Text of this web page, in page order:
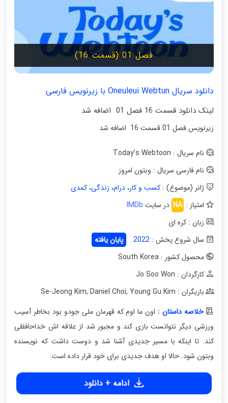
فصل 01 (قسمت 16)
دانلود سریال Oneuleui Webtun با زیرنویس فارسی
لینک دانلود قسمت 16 فصل 01 اضافه شد
زیرنویس فصل 01 قسمت 16 اضافه شد
نام سریال : Today’s Webtoon
نام فارسی سریال : وبتون امروز
ژانر (موضوع) :کسب و کار،درام، زندگی،کمدی
امتیاز : NA در سایت IMDb
زبان : کره ای
سال شروع پخش :2022
پایان یافته
محصول کشور : South Korea
کارگردان : Jo Soo Won
بازیگران : Se-Jeong Kim
, Daniel Choi, Young Gu Kim
خلاصه داستان : اون ما اوم که قهرمان ملی جودو بود بخاطر آسیب
ورزشی دیگر نتوانست بازی کند و مجبور شد از علاقه اش خداحافظی
کند. تا اینکه با مسیر جدیدی آشنا شد و دوست داشت که نویسنده
وبتون شود. حالا او هدف جدیدی برای خود قرار داده است.
ادامه + دانلود